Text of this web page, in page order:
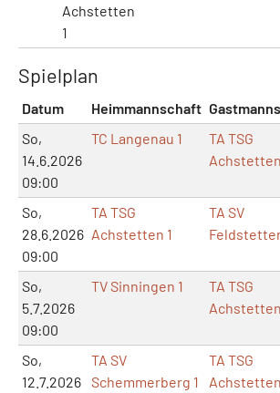
Achstetten
1
Spielplan
Datum Heimmannschaft
So,
14.6.2026
09:00
TC Langenau 1
TA TSG
Achstetten
So,
28.6.2026
09:00
TA TSG
Achstetten 1
TA SV
So,
5.7.2026
09:00
TV Sinningen 1
TA TSG
Achstetten
So,
12.7.2026
TA SV
Schemmerberg 1
TA TSG
Achstetten